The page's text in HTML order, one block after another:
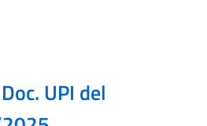
UPI del